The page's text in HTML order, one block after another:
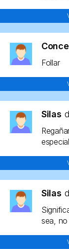
Follar
Silas
Silas
sea, no